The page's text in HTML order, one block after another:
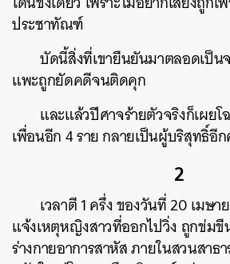
ประชาทัณฑ์
บัดนี้สิ่งที่เขายืนยันมาตลอดเป็น
แพะถูกยัดคดีจนติดคุก
และแล้วปีศาจร้ายตัวจริงก็เผย
เพื่อนอีก 4 ราย กลายเป็นผู้บริสุทธิ์อีก
2
เวลาตี 1 ครึ่ง ของวันที่ 20 เมษา
แจ้งเหตุหญิงสาวที่ออกไปวิ่ง ถูกข่มขื
ร่างกายอาการสาหัส ภายในสวนสาธ